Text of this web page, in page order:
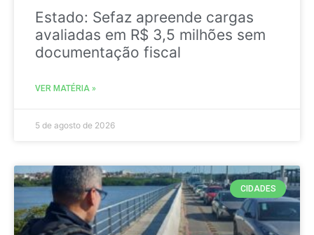
Estado: Sefaz apreende cargas
avaliadas em R$ 3,5 milhões sem
documentação fiscal
VER MATÉRIA »
5 de agosto de 2026
CIDADES